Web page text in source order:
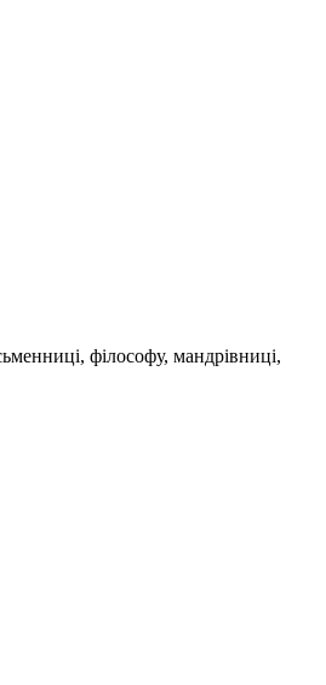
філософу, мандрівниці,